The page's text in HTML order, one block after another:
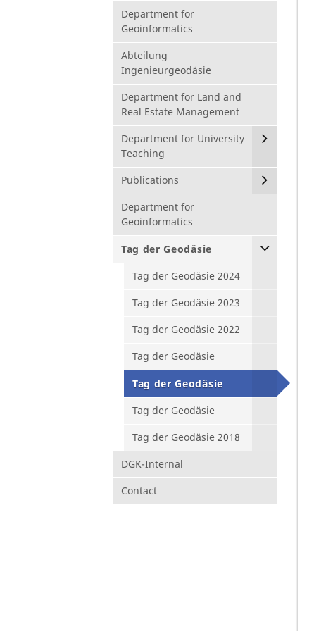
Department for
Geoinformatics
Abteilung
Ingenieurgeodäsie
Department for Land and
Real Estate Management
Department for University
Teaching
Publications
Department for
Geoinformatics
Tag der Geodäsie
Tag der Geodäsie 2024
Tag der Geodäsie 2023
Tag der Geodäsie 2022
Tag der Geodäsie
Tag der Geodäsie
Tag der Geodäsie
Tag der Geodäsie 2018
DGK-Internal
Contact